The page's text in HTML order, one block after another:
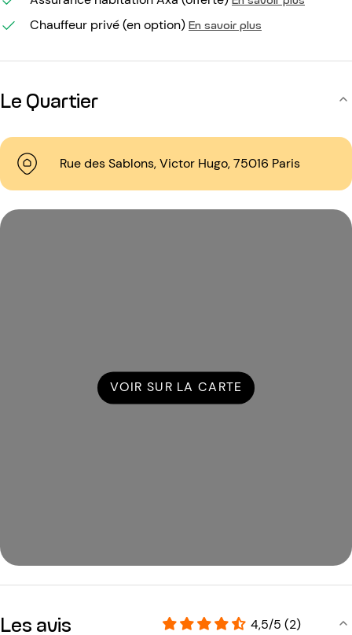
Chauffeur privé (en option) En savoir plus
Le Quartier
Rue des Sablons, Victor Hugo, 75016 Paris
VOIR SUR LA CARTE
Les avis
4,5/5 (2)